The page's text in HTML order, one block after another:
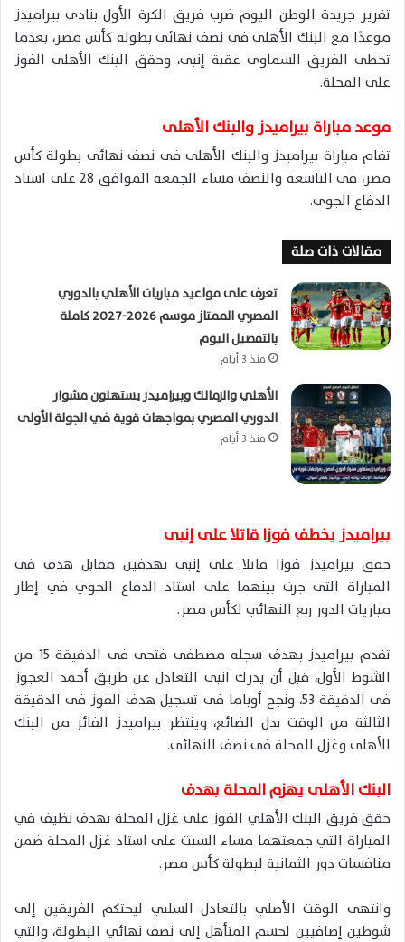
ن
ي
ا
تقرير جريدة الوطن اليوم ضرب فريق الكرة الأول بنادى بيراميدز
موعدًا مع البنك الأهلى فى نصف نهائى بطولة كأس مصر، بعدما
تخطى الفريق السماوى عقبة إنبى، وحقق البنك الأهلى الفوز
على المحلة.
موعد مباراة بيراميدز والبنك الأهلى
تقام مباراة بيراميدز والبنك الأهلى فى نصف نهائى بطولة كأس
مصر، فى التاسعة والنصف مساء الجمعة الموافق 28 على استاد
الدفاع الجوى.
مقالات ذات صلة
تعرف على مواعيد مباريات الأهلي بالدوري
المصري الممتاز موسم 2026-2027 كاملة
بالتفصيل اليوم
منذ 3 أيام
الأهلي والزمالك وبيراميدز يستهلون مشوار
الدوري المصري بمواجهات قوية في الجولة الأولى
منذ 3 أيام
بيراميدز يخطف فوزا قاتلا على إنبى
حقق بيراميدز فوزا قاتلا على إنبى بهدفين مقابل هدف فى
المباراة التى جرت بينهما على استاد الدفاع الجوي في إطار
مباريات الدور ربع النهائي لكأس مصر.
تقدم بيراميدز بهدف سجله مصطفى فتحى فى الدقيقة 15 من
الشوط الأول، قبل أن يدرك انبى التعادل عن طريق أحمد العجوز
فى الدقيقة 53، ونجح أوباما فى تسجيل هدف الفوز فى الدقيقة
الثالثة من الوقت بدل الضائع، وينتظر بيراميدز الفائز من البنك
الأهلى وغزل المحلة فى نصف النهائى.
البنك الأهلى يهزم المحلة بهدف
حقق فريق البنك الأهلي الفوز على غزل المحلة بهدف نظيف في
المباراة التي جمعتهما مساء السبت على استاد غزل المحلة ضمن
منافسات دور الثمانية لبطولة كأس مصر.
وانتهى الوقت الأصلي بالتعادل السلبي ليحتكم الفريقين إلى
شوطين إضافيين لحسم المتأهل إلى نصف نهائي البطولة، والتي